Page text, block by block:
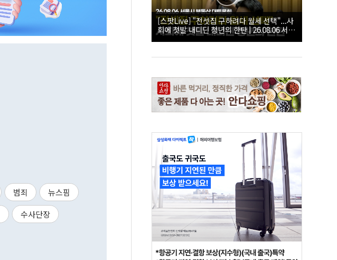
범죄
뉴스핌
수사단장
[스팟Live] "전셋집 구하려다 월세 선택"...사
회에 첫발 내디딘 청년의 한탄 | 26.08.06 서울
시 부동산 대토론회